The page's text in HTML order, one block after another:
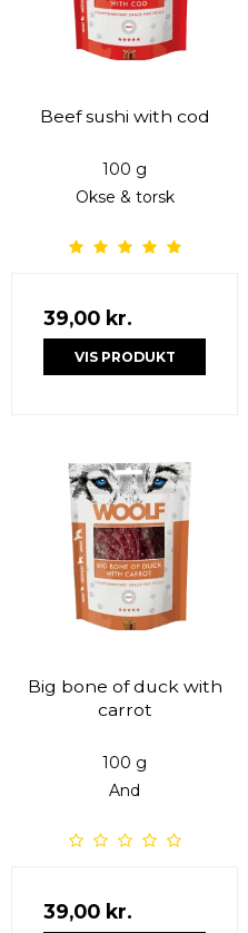
Beef sushi with cod
100 g
Okse & torsk
39,00 kr.
VIS PRODUKT
Big bone of duck with
carrot
100 g
And
39,00 kr.